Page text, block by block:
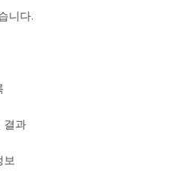
니다.
결과
보